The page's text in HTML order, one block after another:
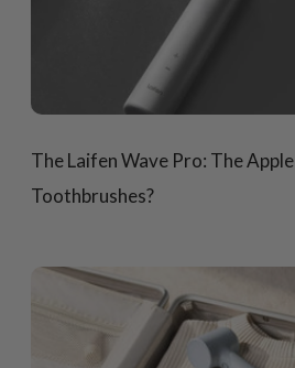
The Laifen Wave Pro: The
Toothbrushes?